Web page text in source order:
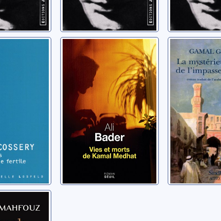
Vies et morts de
Kamal Medhat
Bader, Ali
La
affaire
l'impasse
roman
Ghitany,